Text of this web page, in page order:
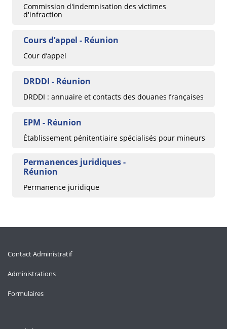
Commission d'indemnisation des victimes
d'infraction
Cours d’appel - Réunion
Cour d’appel
DRDDI - Réunion
DRDDI : annuaire et contacts des douanes françaises
EPM - Réunion
Établissement pénitentiaire spécialisés pour mineurs
Permanences juridiques -
Réunion
Permanence juridique
Contact Administratif
Administrations
Formulaires